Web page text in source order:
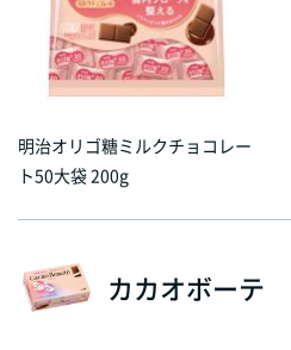
明治オリゴ糖ミルクチョコレー
ト50大袋 200g
カカオボーテ